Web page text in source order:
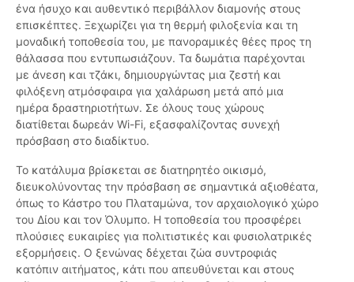
ένα ήσυχο και αυθεντικό περιβάλλον διαμονής στους
επισκέπτες. Ξεχωρίζει για τη θερμή φιλοξενία και τη
μοναδική τοποθεσία του, με πανοραμικές θέες προς τη
θάλασσα που εντυπωσιάζουν. Τα δωμάτια παρέχονται
με άνεση και τζάκι, δημιουργώντας μια ζεστή και
φιλόξενη ατμόσφαιρα για χαλάρωση μετά από μια
ημέρα δραστηριοτήτων. Σε όλους τους χώρους
διατίθεται δωρεάν Wi-Fi, εξασφαλίζοντας συνεχή
πρόσβαση στο διαδίκτυο.
Το κατάλυμα βρίσκεται σε διατηρητέο οικισμό,
διευκολύνοντας την πρόσβαση σε σημαντικά αξιοθέατα,
όπως το Κάστρο του Πλαταμώνα, τον αρχαιολογικό χώρο
του Δίου και τον Όλυμπο. Η τοποθεσία του προσφέρει
πλούσιες ευκαιρίες για πολιτιστικές και φυσιολατρικές
εξορμήσεις. Ο ξενώνας δέχεται ζώα συντροφιάς
κατόπιν αιτήματος, κάτι που απευθύνεται και στους